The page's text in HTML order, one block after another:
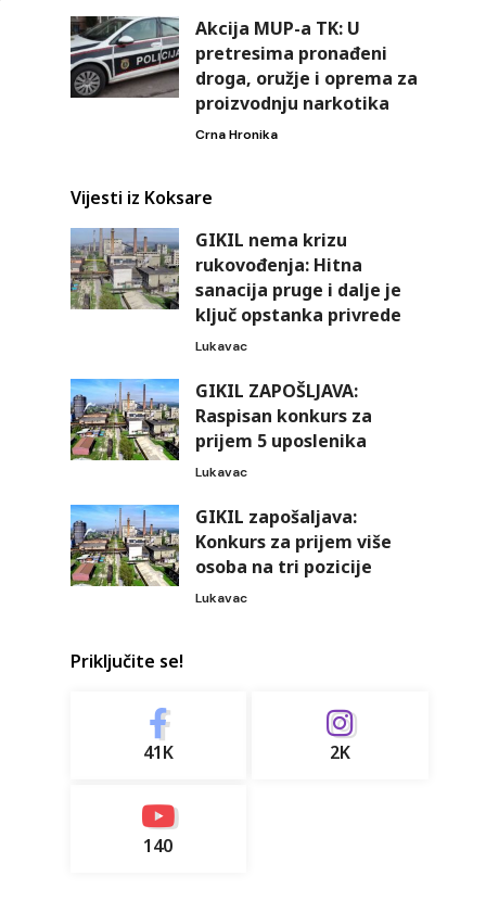
Akcija MUP-a TK: U
pretresima pronađeni
droga, oružje i oprema za
proizvodnju narkotika
Crna Hronika
Vijesti iz Koksare
GIKIL nema krizu
rukovođenja: Hitna
sanacija pruge i dalje je
ključ opstanka privrede
Lukavac
GIKIL ZAPOŠLJAVA:
Raspisan konkurs za
prijem 5 uposlenika
Lukavac
GIKIL zapošaljava:
Konkurs za prijem više
osoba na tri pozicije
Lukavac
Priključite se!
41K 2K
140